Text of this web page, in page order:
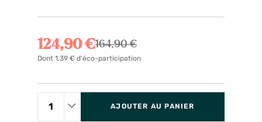
124,90 €164,90 €
Dont 1,39 € d'éco-participation
AJOUTER AU PANIER